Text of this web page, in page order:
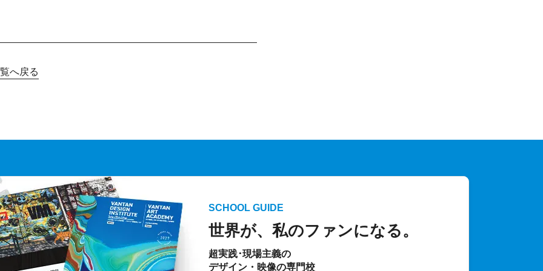
へ戻る
SCHOOL GUIDE
世界が、私のファンになる。
超実践･現場主義の
デザイン・映像の専門校